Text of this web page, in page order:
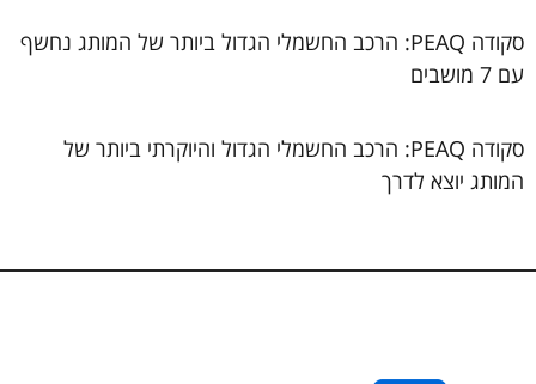
סקודה PEAQ: הרכב החשמלי הגדול ביותר של המותג נחשף
עם 7 מושבים
סקודה PEAQ: הרכב החשמלי הגדול והיוקרתי ביותר של
המותג יוצא לדרך